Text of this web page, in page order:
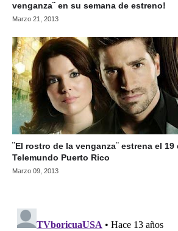
venganza¨ en su semana de estreno!
Marzo 21, 2013
¨El rostro de la venganza¨ estrena el 19
Telemundo Puerto Rico
Marzo 09, 2013